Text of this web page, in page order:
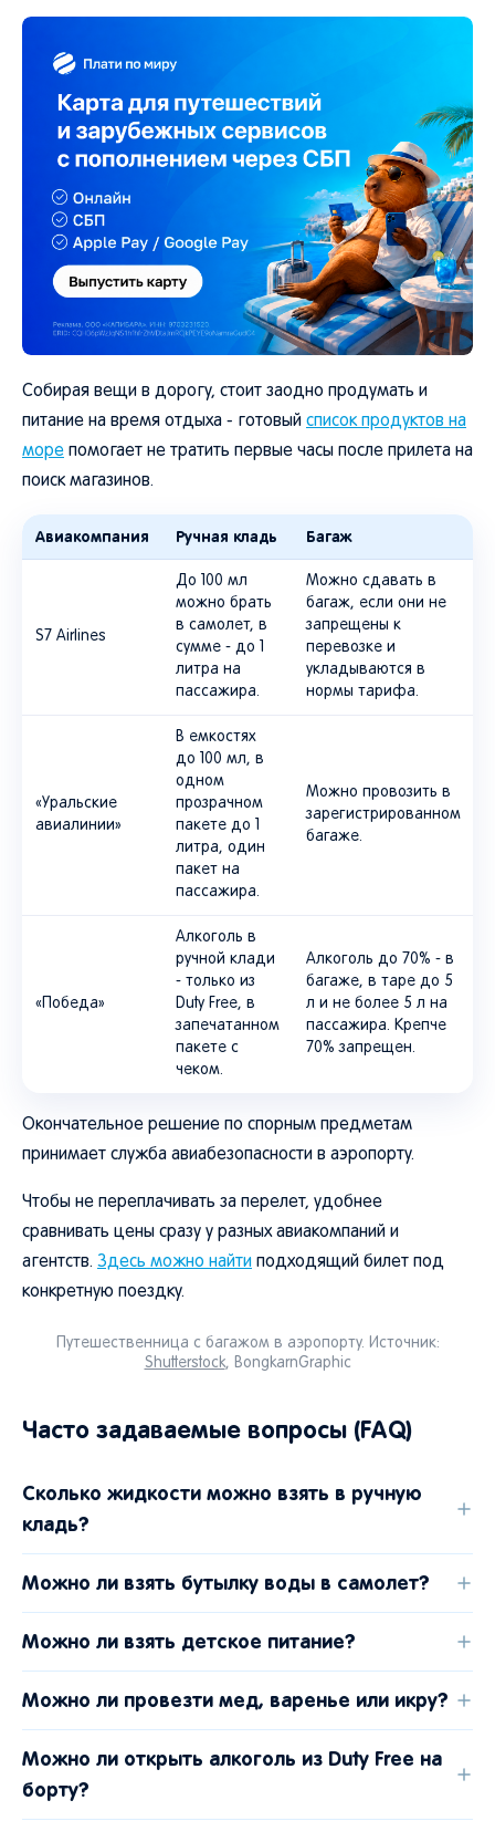
Собирая вещи в дорогу, стоит заодно продумать и
питание на время отдыха - готовый список продуктов на
море помогает не тратить первые часы после прилета на
поиск магазинов.
Авиакомпания Ручная кладь Багаж
S7 Airlines
До 100 мл
можно брать
в самолет, в
сумме - до 1
литра на
пассажира.
Можно сдавать в
багаж, если они не
запрещены к
перевозке и
укладываются в
нормы тарифа.
«Уральские
авиалинии»
В емкостях
до 100 мл, в
одном
прозрачном
пакете до 1
литра, один
пакет на
пассажира.
Можно провозить в
зарегистрированном
багаже.
«Победа»
Алкоголь в
ручной клади
- только из
Duty Free, в
запечатанном
пакете с
чеком.
Алкоголь до 70% - в
багаже, в таре до 5
л и не более 5 л на
пассажира. Крепче
70% запрещен.
Окончательное решение по спорным предметам
принимает служба авиабезопасности в аэропорту.
Чтобы не переплачивать за перелет, удобнее
сравнивать цены сразу у разных авиакомпаний и
агентств. Здесь можно найти подходящий билет под
конкретную поездку.
Путешественница с багажом в аэропорту. Источник:
Shutterstock, BongkarnGraphic
Часто задаваемые вопросы (FAQ)
Сколько жидкости можно взять в ручную
кладь?
Можно ли взять бутылку воды в самолет?
Можно ли взять детское питание?
Можно ли провезти мед, варенье или икру?
Можно ли открыть алкоголь из Duty Free на
борту?